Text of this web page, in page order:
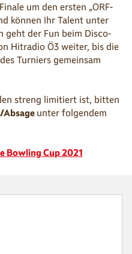
um den ersten „ORF-
können Ihr Talent unter
geht der Fun beim Disco-
Hitradio Ö3 weiter, bis die
Turniers gemeinsam
streng limitiert ist, bitten
Absage unter folgendem
Bowling Cup 2021